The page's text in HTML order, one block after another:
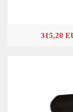
315,20